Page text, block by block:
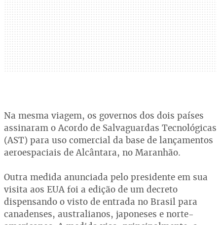
Na mesma viagem, os governos dos dois países
assinaram o Acordo de Salvaguardas Tecnológicas
(AST) para uso comercial da base de lançamentos
aeroespaciais de Alcântara, no Maranhão.
Outra medida anunciada pelo presidente em sua
visita aos EUA foi a edição de um decreto
dispensando o visto de entrada no Brasil para
canadenses, australianos, japoneses e norte-